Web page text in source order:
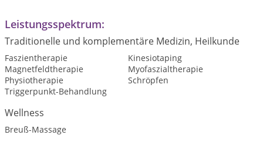
Leistungsspektrum:
Traditionelle und komplementäre Medizin, Heilkunde
Faszientherapie
Kinesiotaping
Magnetfeldtherapie
Myofaszialtherapie
Physiotherapie
Schröpfen
Triggerpunkt-Behandlung
Wellness
Breuß-Massage